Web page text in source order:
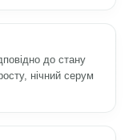
до стану
нічний серум